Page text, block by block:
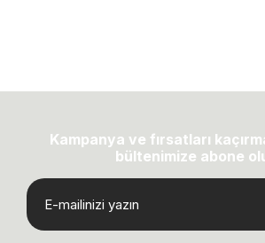
Kampanya ve fırsatları
bültenimize abone